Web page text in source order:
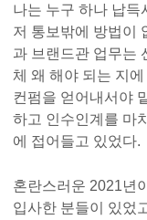
나는 누구 하나 납득
저 통보밖에 방법이
과 브랜드관 업무는
체 왜 해야 되는 지
컨펌을 얻어내서야
하고 인수인계를 마
에 접어들고 있었다.
혼란스러운 2021년
입사한 분들이 있었